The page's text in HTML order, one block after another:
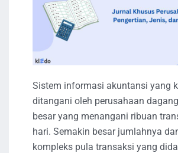
Sistem informasi akuntansi yang
ditangani oleh perusahaan
besar yang menangani ribuan
hari. Semakin besar jumlahnya
kompleks pula transaksi yang